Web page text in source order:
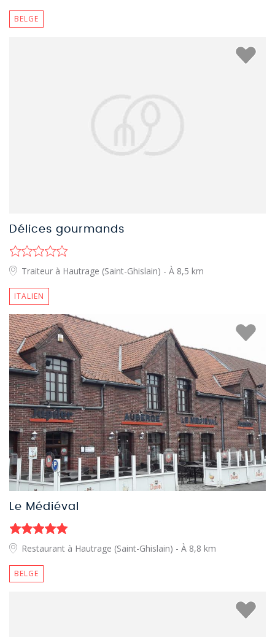
BELGE
Délices gourmands
Traiteur à Hautrage (Saint-Ghislain) - À 8,5 km
ITALIEN
Le Médiéval
Restaurant à Hautrage (Saint-Ghislain) - À 8,8 km
BELGE